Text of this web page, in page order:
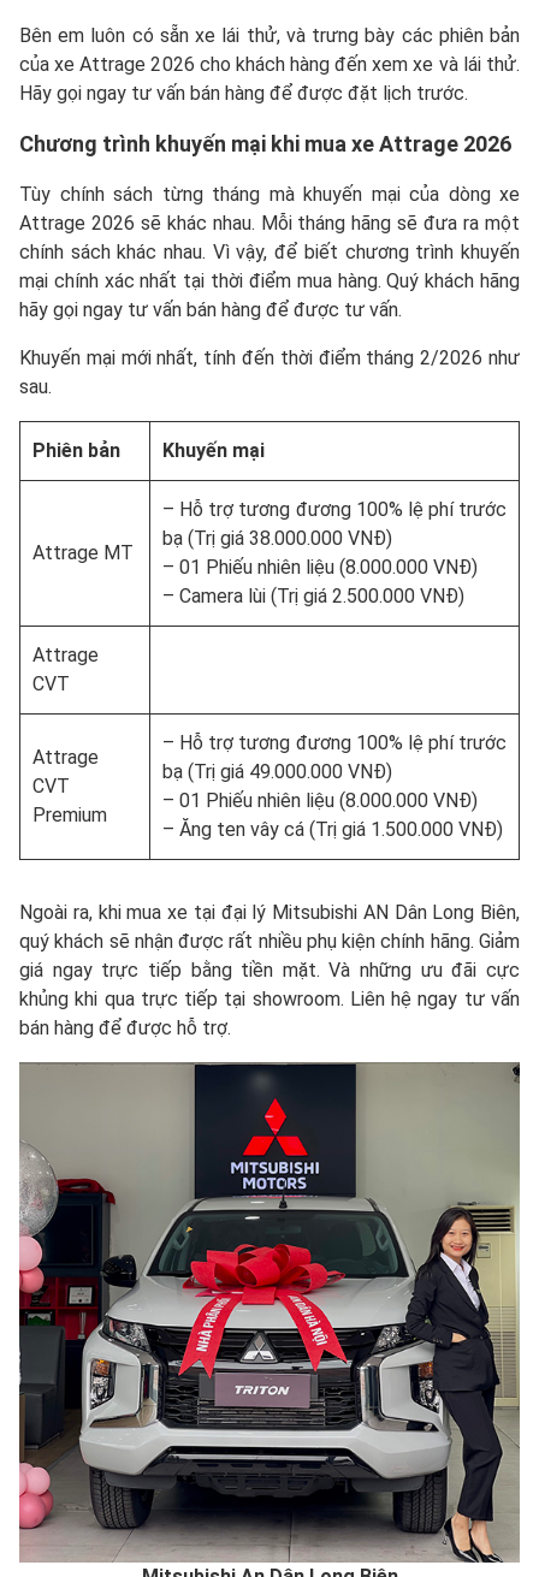
Bên em luôn có sẵn xe lái thử, và trưng bày các phiên bản
của xe Attrage 2026 cho khách hàng đến xem xe và lái thử.
Hãy gọi ngay tư vấn bán hàng để được đặt lịch trước.
Chương trình khuyến mại khi mua xe Attrage 2026
Tùy chính sách từng tháng mà khuyến mại của dòng xe
Attrage 2026 sẽ khác nhau. Mỗi tháng hãng sẽ đưa ra một
chính sách khác nhau. Vì vậy, để biết chương trình khuyến
mại chính xác nhất tại thời điểm mua hàng. Quý khách hãng
hãy gọi ngay tư vấn bán hàng để được tư vấn.
Khuyến mại mới nhất, tính đến thời điểm tháng 2/2026 như
sau.
Phiên bản Khuyến mại
Attrage MT
– Hỗ trợ tương đương 100% lệ phí trước
bạ (Trị giá 38.000.000 VNĐ)
– 01 Phiếu nhiên liệu (8.000.000 VNĐ)
– Camera lùi (Trị giá 2.500.000 VNĐ)
Attrage
CVT
Attrage
CVT
Premium
– Hỗ trợ tương đương 100% lệ phí trước
bạ (Trị giá 49.000.000 VNĐ)
– 01 Phiếu nhiên liệu (8.000.000 VNĐ)
– Ăng ten vây cá (Trị giá 1.500.000 VNĐ)
Ngoài ra, khi mua xe tại đại lý Mitsubishi AN Dân Long Biên,
quý khách sẽ nhận được rất nhiều phụ kiện chính hãng. Giảm
giá ngay trực tiếp bằng tiền mặt. Và những ưu đãi cực
khủng khi qua trực tiếp tại showroom. Liên hệ ngay tư vấn
bán hàng để được hỗ trợ.